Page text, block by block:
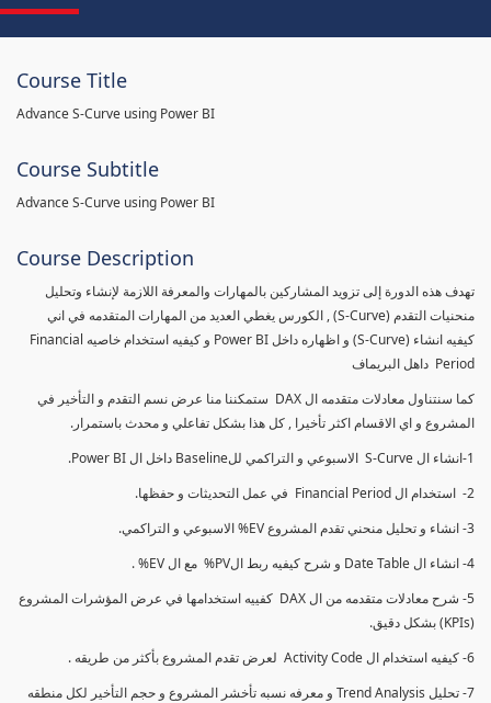
Course Title
Advance S-Curve using Power BI
Course Subtitle
Advance S-Curve using Power BI
Course Description
تهدف هذه الدورة إلى تزويد المشاركين بالمهارات والمعرفة اللازمة لإنشاء وتحليل
منحنيات التقدم (S-Curve) , الكورس يغطي العديد من المهارات المتقدمه في اني
كيفيه انشاء (S-Curve) و اظهاره داخل Power BI و كيفيه استخدام خاصيه Financial
Period داهل البريماف
كما سنتناول معادلات متقدمه ال DAX ستمكننا منا عرض نسم التقدم و التأخير في
المشروع و اي الاقسام اكثر تأخيرا , كل هذا بشكل تفاعلي و محدث باستمرار.
1-انشاء ال S-Curve الاسبوعي و التراكمي للBaseline داخل ال Power BI.
2- استخدام ال Financial Period في عمل التحديثات و حفظها.
3- انشاء و تحليل منحني تقدم المشروع EV% الاسبوعي و التراكمي.
4- انشاء ال Date Table و شرح كيفيه ربط الPV% مع ال EV% .
5- شرح معادلات متقدمه من ال DAX كفييه استخدامها في عرض المؤشرات المشروع
(KPIs) بشكل دقيق.
6- كيفيه استخدام ال Activity Code لعرض تقدم المشروع بأكثر من طريقه .
7- تحليل Trend Analysis و معرفه نسبه تأخشر المشروع و حجم التأخير لكل منطقه